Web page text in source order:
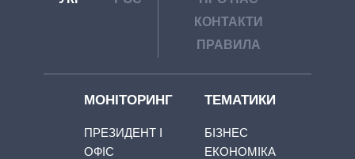
КОНТАКТИ
ПРАВИЛА
МОНІТОРИНГ
ПРЕЗИДЕНТ І
ОФІС
ТЕМАТИКИ
БІЗНЕС
ЕКОНОМІКА